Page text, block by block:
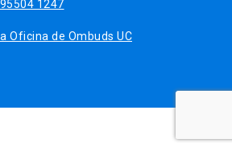
1247
Oficina de Ombuds UC